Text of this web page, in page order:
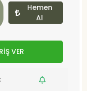
Hemen
Al
VER